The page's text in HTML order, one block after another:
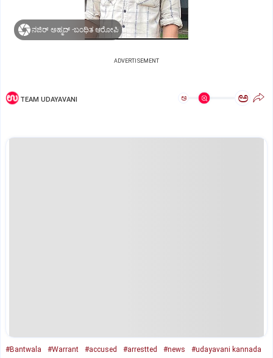
ನಜಿರ್ ಅಹ್ಮದ್ -ಬಂಧಿತ ಆರೋಪಿ
ADVERTISEMENT
TEAM UDAYAVANI ಅ ಅ
#Bantwala #Warrant #accused #arrestted #news #udayavani kannada